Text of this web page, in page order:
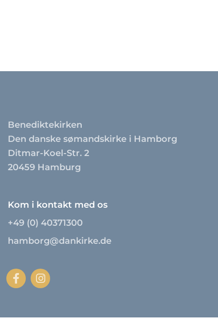
Benediktekirken
Den danske sømandskirke i Hamborg
Ditmar-Koel-Str. 2
20459 Hamburg
Kom i kontakt med os
+49 (0) 40371300
hamborg@dankirke.de